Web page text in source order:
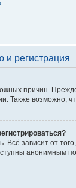
и регистрация
причин.
Также возможно,
Всё зависит от
анонимным